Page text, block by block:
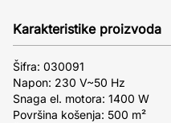
Karakteristike proizvoda
Šifra: 030091
Napon: 230 V~50 Hz
Snaga el. motora: 1400 W
Površina košenja: 500 m²